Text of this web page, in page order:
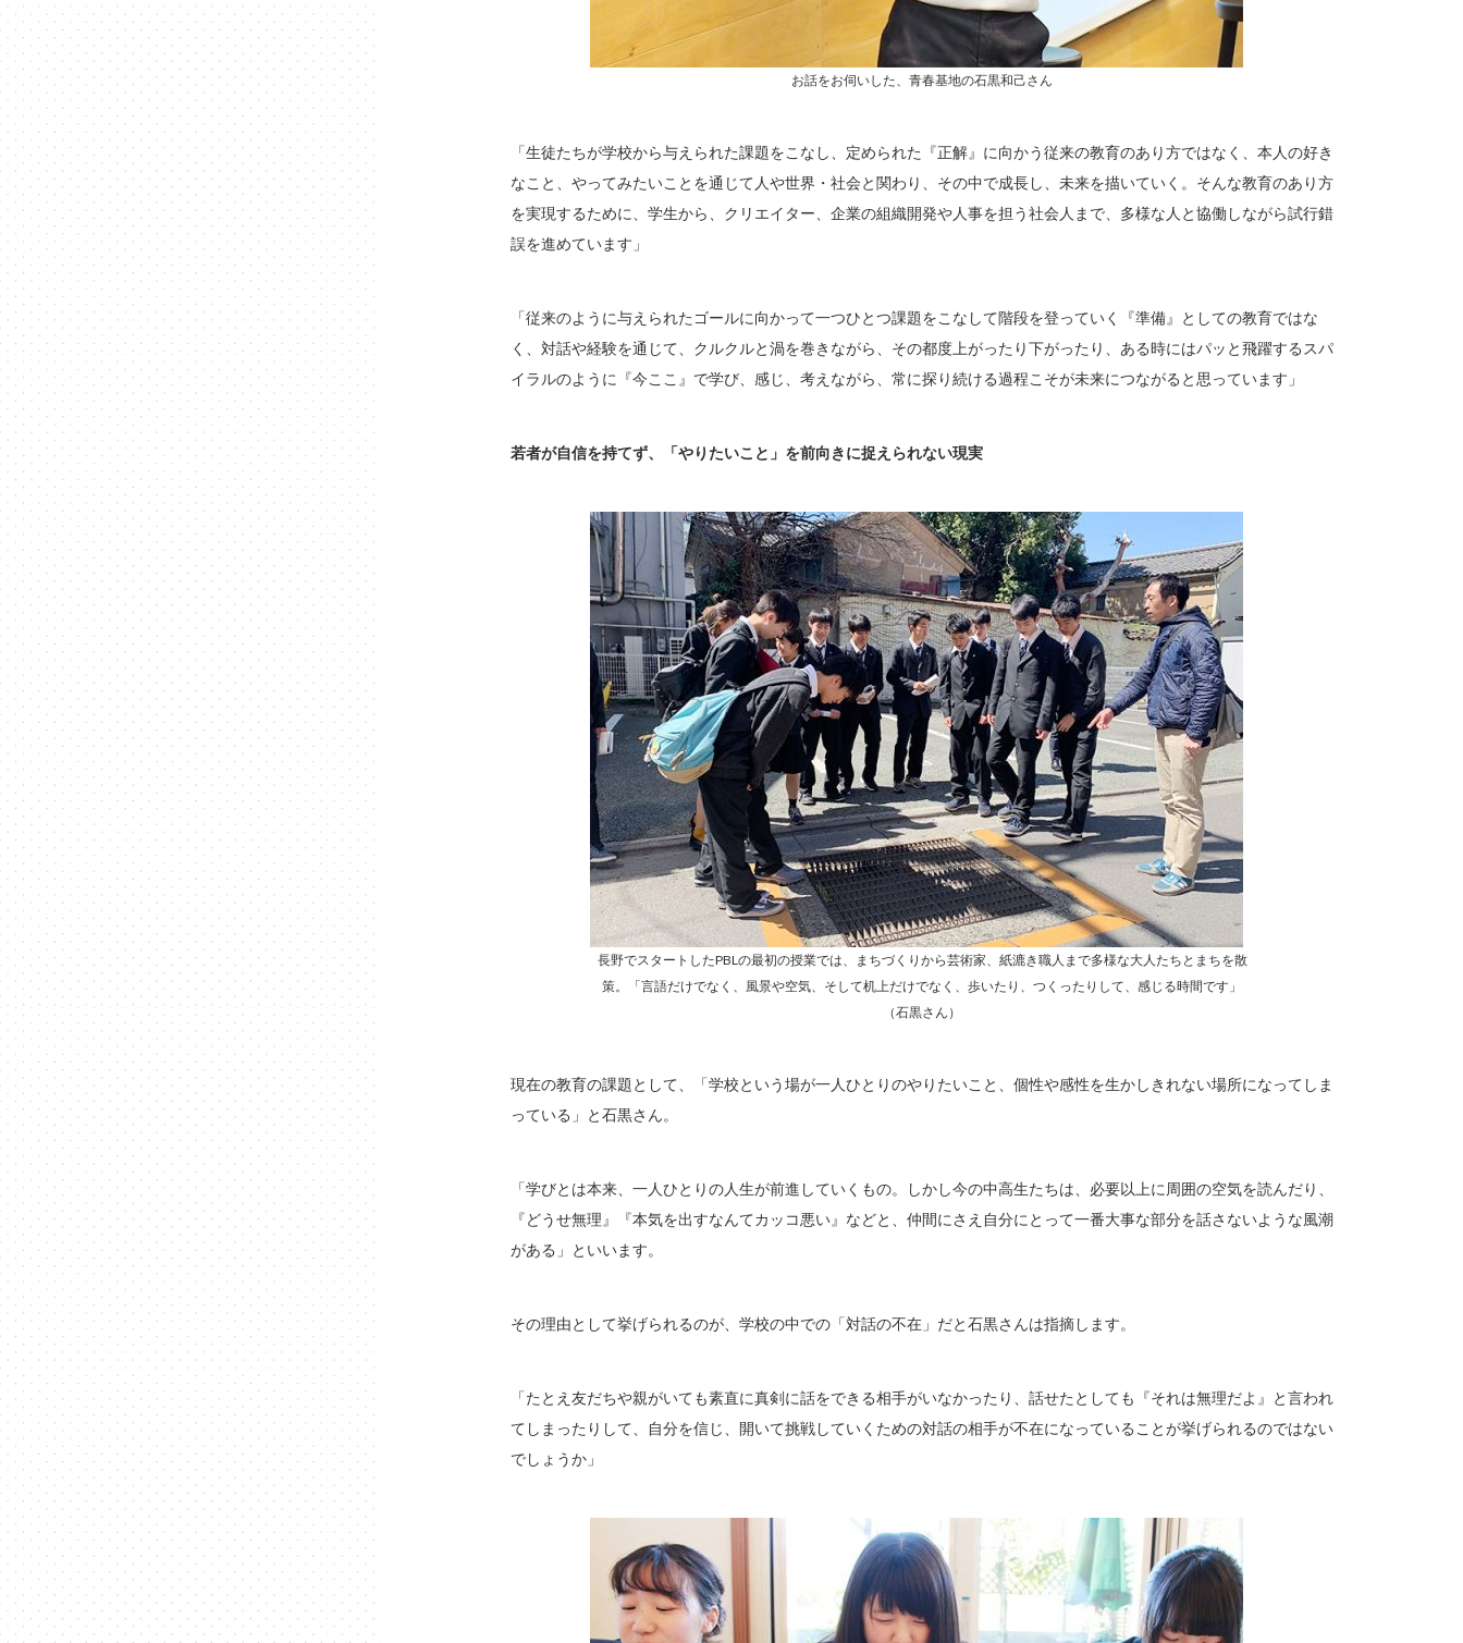
お話をお伺いした、青春基地の石黒和己さん
「生徒たちが学校から与えられた課題をこなし、定められた『正解』に向かう従来の教育のあり方ではなく、本人の好き
なこと、やってみたいことを通じて人や世界・社会と関わり、その中で成長し、未来を描いていく。そんな教育のあり方
を実現するために、学生から、クリエイター、企業の組織開発や人事を担う社会人まで、多様な人と協働しながら試行錯
誤を進めています」
「従来のように与えられたゴールに向かって一つひとつ課題をこなして階段を登っていく『準備』としての教育ではな
く、対話や経験を通じて、クルクルと渦を巻きながら、その都度上がったり下がったり、ある時にはパッと飛躍するスパ
イラルのように『今ここ』で学び、感じ、考えながら、常に探り続ける過程こそが未来につながると思っています」
若者が自信を持てず、「やりたいこと」を前向きに捉えられない現実
長野でスタートしたPBLの最初の授業では、まちづくりから芸術家、紙漉き職人まで多様な大人たちとまちを散
策。「言語だけでなく、風景や空気、そして机上だけでなく、歩いたり、つくったりして、感じる時間です」
（石黒さん）
現在の教育の課題として、「学校という場が一人ひとりのやりたいこと、個性や感性を生かしきれない場所になってしま
っている」と石黒さん。
「学びとは本来、一人ひとりの人生が前進していくもの。しかし今の中高生たちは、必要以上に周囲の空気を読んだり、
『どうせ無理』『本気を出すなんてカッコ悪い』などと、仲間にさえ自分にとって一番大事な部分を話さないような風潮
がある」といいます。
その理由として挙げられるのが、学校の中での「対話の不在」だと石黒さんは指摘します。
「たとえ友だちや親がいても素直に真剣に話をできる相手がいなかったり、話せたとしても『それは無理だよ』と言われ
てしまったりして、自分を信じ、開いて挑戦していくための対話の相手が不在になっていることが挙げられるのではない
でしょうか」